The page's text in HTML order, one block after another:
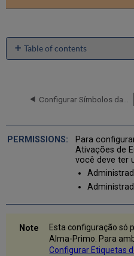
Table of contents
No
Para
Ativações de
você deve ter
Esta configuração só
Alma-Primo. Para
Configurar Etiquetas